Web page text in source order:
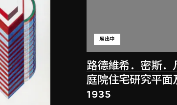
路德維希．密斯．
展出中
庭院住宅研究平面
1935